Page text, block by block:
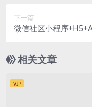
下一篇
微信社区小程序
相关文章
VIP